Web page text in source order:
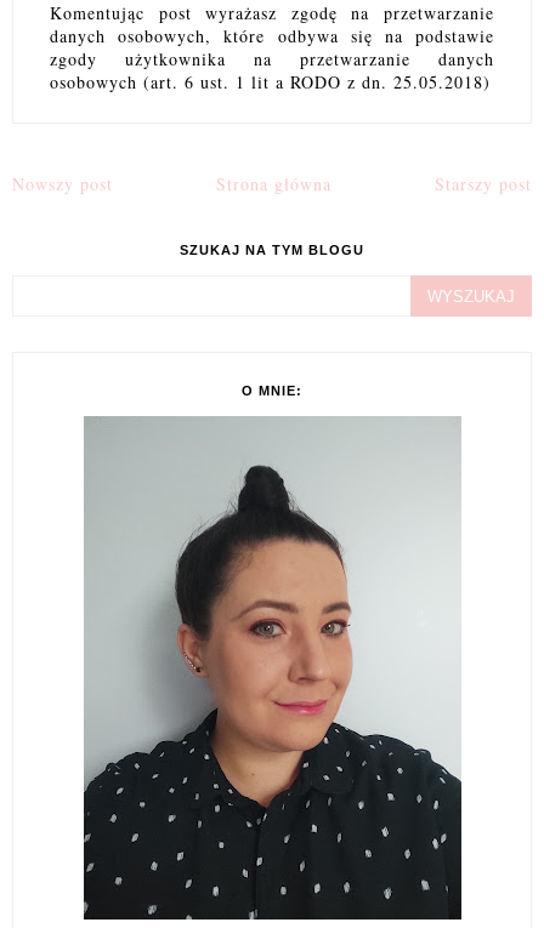
Komentując post wyrażasz zgodę na przetwarzanie
danych osobowych, które odbywa się na podstawie
zgody użytkownika na przetwarzanie danych
osobowych (art. 6 ust. 1 lit a RODO z dn. 25.05.2018)
Nowszy post Starszy post
Strona główna
SZUKAJ NA TYM BLOGU
O MNIE: